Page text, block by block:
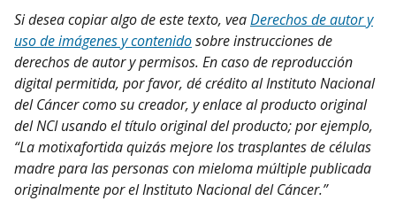
Si desea copiar algo de este texto, veaDerechos de autor y
uso de imágenes y contenidosobre instrucciones de
derechos de autor y permisos. En caso de reproducción
digital permitida, por favor, dé crédito al Instituto Nacional
del Cáncer como su creador, y enlace al producto original
del NCI usando el título original del producto; por ejemplo,
“La motixafortida quizás mejore los trasplantes de células
madre para las personas con mieloma múltiple publicada
originalmente por el Instituto Nacional del Cáncer.”